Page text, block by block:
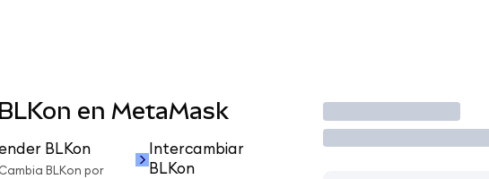
en MetaMask
BLKon
Cambia BLKon por
Intercambiar
BLKon
Operar